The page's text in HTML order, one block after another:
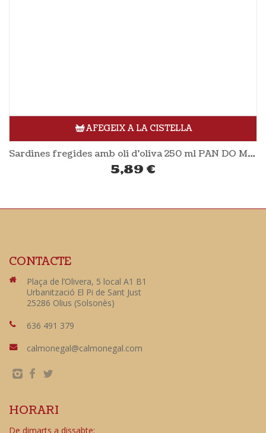
AFEGEIX A LA CISTELLA
Sardines fregides amb oli d’oliva 250 ml PAN DO MAR
5,89 €
CONTACTE
Plaça de l’Olivera, 5 local A1 B1
Urbanització El Pi de Sant Just
25286 Olius (Solsonès)
636 491 379
calmonegal@calmonegal.com
HORARI
De dimarts a dissabte: